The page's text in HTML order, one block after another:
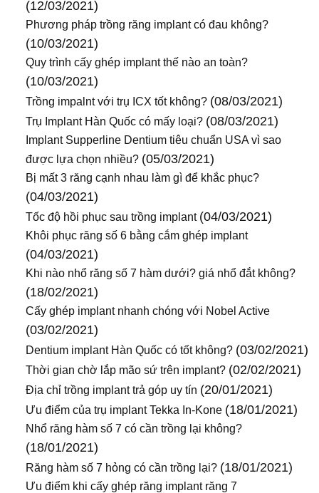
(12/03/2021)
Phương pháp trồng răng implant có đau không?
(10/03/2021)
Quy trình cấy ghép implant thế nào an toàn?
(10/03/2021)
Trồng impalnt với trụ ICX tốt không? (08/03/2021)
Trụ Implant Hàn Quốc có mấy loại? (08/03/2021)
Implant Supperline Dentium tiêu chuẩn USA vì sao
được lựa chọn nhiều? (05/03/2021)
Bị mất 3 răng cạnh nhau làm gì để khắc phục?
(04/03/2021)
Tốc độ hồi phục sau trồng implant (04/03/2021)
Khôi phục răng số 6 bằng cắm ghép implant
(04/03/2021)
Khi nào nhổ răng số 7 hàm dưới? giá nhổ đắt không?
(18/02/2021)
Cấy ghép implant nhanh chóng với Nobel Active
(03/02/2021)
Dentium implant Hàn Quốc có tốt không? (03/02/2021)
Thời gian chờ lắp mão sứ trên implant? (02/02/2021)
Địa chỉ trồng implant trả góp uy tín (20/01/2021)
Ưu điểm của trụ implant Tekka In-Kone (18/01/2021)
Nhổ răng hàm số 7 có cần trồng lại không?
(18/01/2021)
Răng hàm số 7 hỏng có cần trồng lại? (18/01/2021)
Ưu điểm khi cấy ghép răng implant răng 7